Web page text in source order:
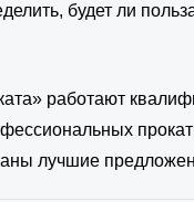
будет ли
работают
лучшие